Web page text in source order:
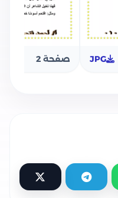
JPG صفحة 2